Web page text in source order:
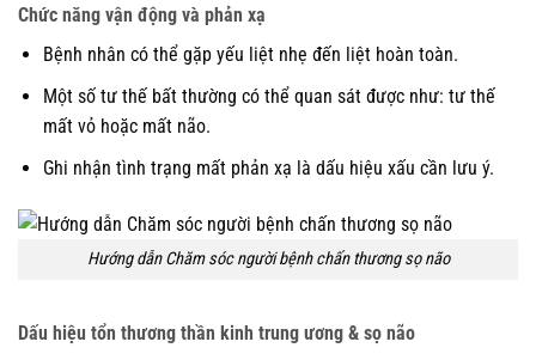
Chức năng vận động và phản xạ
Bệnh nhân có thể gặp yếu liệt nhẹ đến liệt hoàn toàn.
Một số tư thế bất thường có thể quan sát được như: tư thế
mất vỏ hoặc mất não.
Ghi nhận tình trạng mất phản xạ là dấu hiệu xấu cần lưu ý.
Hướng dẫn Chăm sóc người bệnh chấn thương sọ não
Dấu hiệu tổn thương thần kinh trung ương & sọ não